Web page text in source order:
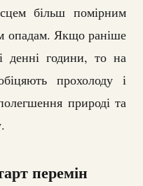
більш помірним
опадам. Якщо раніше
денні години, то на
прохолоду і
природі та
перемін